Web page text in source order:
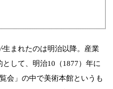
まれたのは明治以降。産業
して、明治10（1877）年に
会」の中で美術本館というも